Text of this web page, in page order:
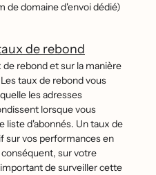
de domaine d'envoi dédié)
de rebond
rebond et sur la manière
taux de rebond vous
les adresses
lorsque vous
liste d'abonnés. Un taux de
sur vos performances en
sur votre
de surveiller cette